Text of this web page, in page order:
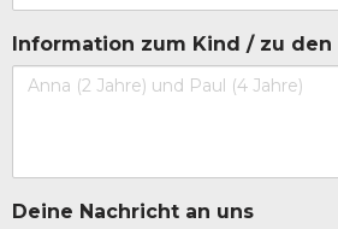
Information zum Kind / zu den
Deine Nachricht an uns